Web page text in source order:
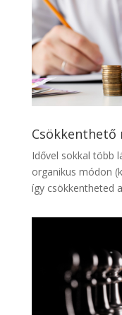
Csökkenthető
Idővel sokkal több
organikus módon
így csökkentheted